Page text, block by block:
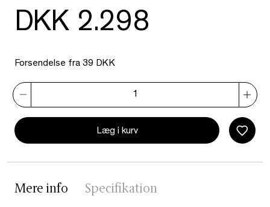
DKK 2.298
Forsendelse fra 39 DKK
Læg i kurv
Mere info Specifikation